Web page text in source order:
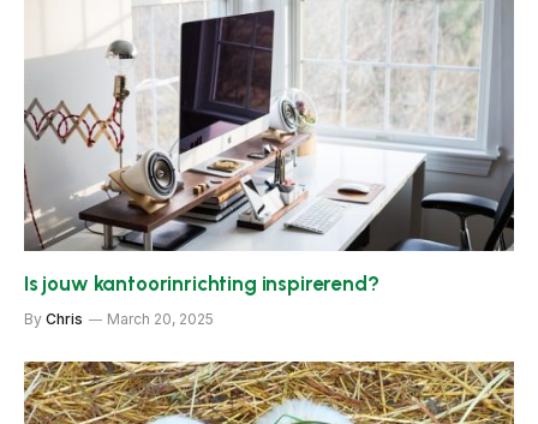
Is jouw kantoorinrichting inspirerend?
By Chris March 20, 2025